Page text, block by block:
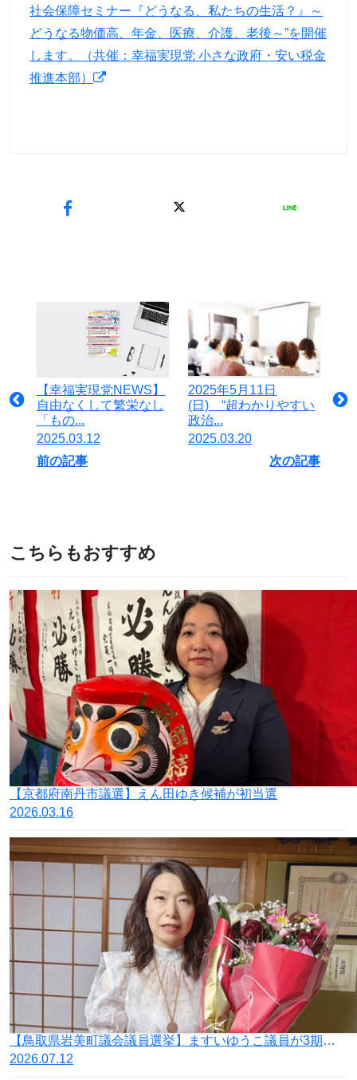
社会保障セミナー『どうなる、私たちの生活？』～
どうなる物価高、年金、医療、介護、老後～”を開催
します。（共催：幸福実現党 小さな政府・安い税金
推進本部）
【幸福実現党NEWS】
自由なくして繁栄なし
「もの...
2025.03.12
前の記事
2025年5月11日
(日) “超わかりやすい
政治...
2025.03.20
次の記事
こちらもおすすめ
【京都府南丹市議選】えん田ゆき候補が初当選
2026.03.16
【鳥取県岩美町議会議員選挙】ますいゆうこ議員が3期目の当選
2026.07.12